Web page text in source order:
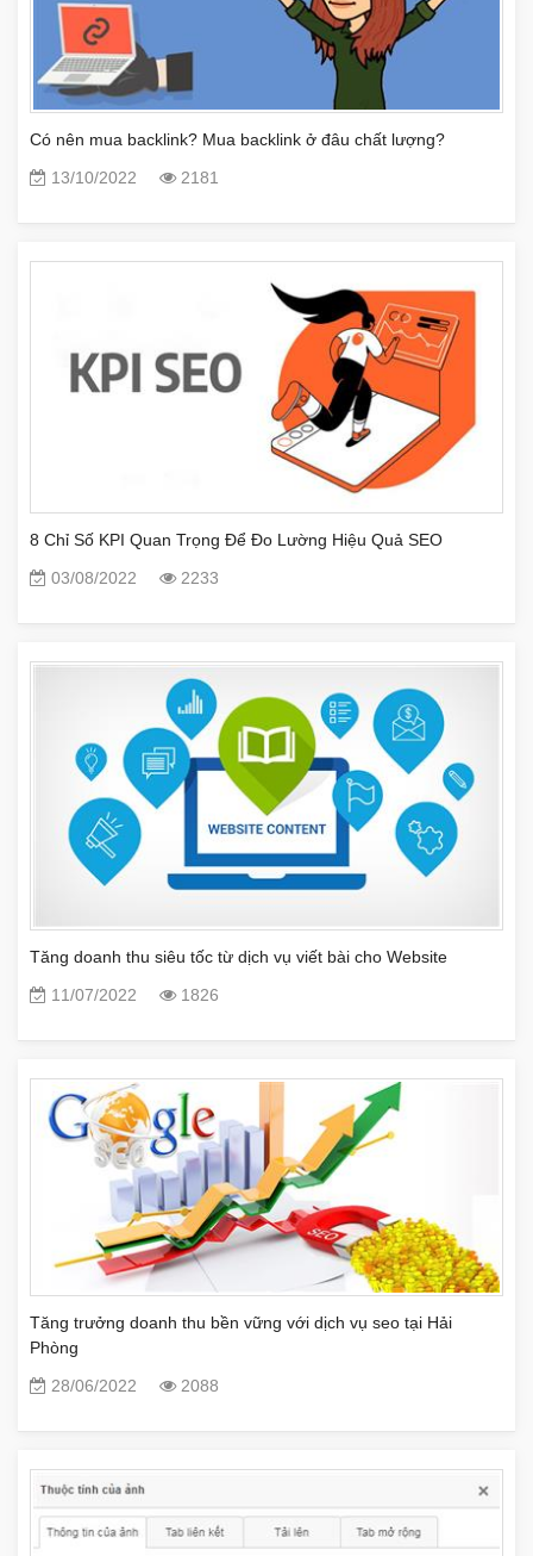
Có nên mua backlink? Mua backlink ở đâu chất lượng?
13/10/2022
2181
8 Chỉ Số KPI Quan Trọng Để Đo Lường Hiệu Quả SEO
03/08/2022
2233
Tăng doanh thu siêu tốc từ dịch vụ viết bài cho Website
11/07/2022
1826
Tăng trưởng doanh thu bền vững với dịch vụ seo tại Hải
Phòng
28/06/2022
2088